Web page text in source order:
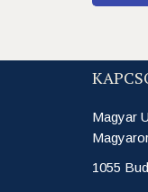
Magyar
1055